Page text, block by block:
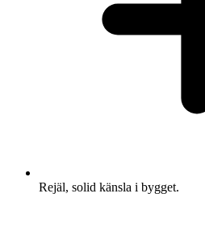
Rejäl, solid känsla i bygget.